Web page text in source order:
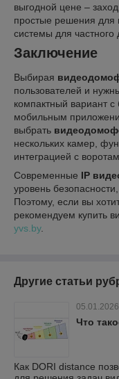
выгодной цене –
простые решения для
системы для частного
Заключение
Выбирая
пользователей и
компактный вариант
мобильным
выбрать
нескольких камер,
интеграцией с
Современные IP
уровень
Поэтому, если вы
рекомендуем купить
yvs.by.
Другие статьи
05.01.2026
Что
Как DORI distance